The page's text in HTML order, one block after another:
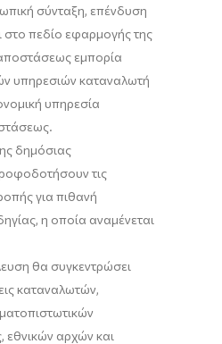
σύνταξη, επένδυση
στο πεδίο εφαρμογής της
εμπορία
υπηρεσιών καταναλωτή
υπηρεσία
δημόσιας
τις
για πιθανή
η οποία αναμένεται
θα συγκεντρώσει
καταναλωτών,
εθνικών αρχών και